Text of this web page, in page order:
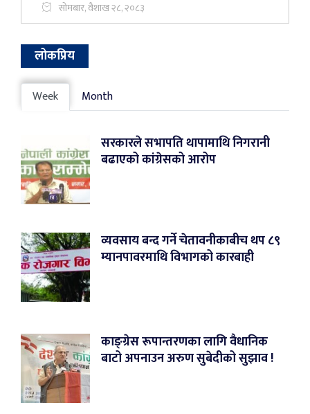
सोमबार, वैशाख २८, २०८३
लोकप्रिय
Week Month
सरकारले सभापति थापामाथि निगरानी
बढाएको कांग्रेसको आरोप
व्यवसाय बन्द गर्ने चेतावनीकाबीच थप ८९
म्यानपावरमाथि विभागको कारबाही
काङ्ग्रेस रूपान्तरणका लागि वैधानिक
बाटो अपनाउन अरुण सुबेदीको सुझाव !